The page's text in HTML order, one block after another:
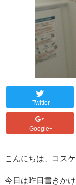
Twitter
Google+
こんにちは、コス
今日は昨日書きか